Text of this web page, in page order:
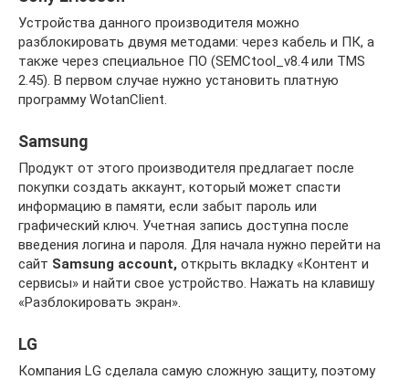
Устройства данного производителя можно
разблокировать двумя методами: через кабель и ПК, а
также через специальное ПО (SEMCtool_v8.4 или TMS
2.45). В первом случае нужно установить платную
программу WotanClient.
Samsung
Продукт от этого производителя предлагает после
покупки создать аккаунт, который может спасти
информацию в памяти, если забыт пароль или
графический ключ. Учетная запись доступна после
введения логина и пароля. Для начала нужно перейти на
сайт Samsung account, открыть вкладку «Контент и
сервисы» и найти свое устройство. Нажать на клавишу
«Разблокировать экран».
LG
Компания LG сделала самую сложную защиту, поэтому